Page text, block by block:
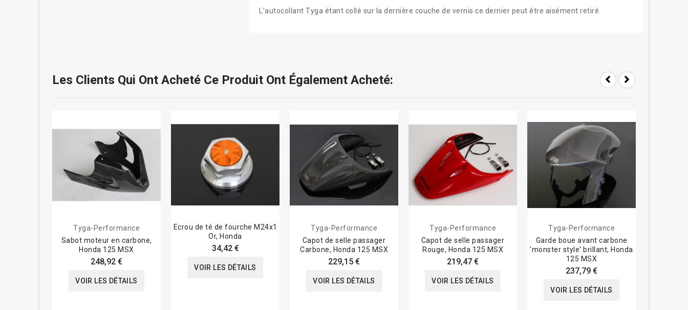
L'autocollant Tyga étant collé sur la dernière couche de vernis ce dernier peut être aisément retiré.
Les Clients Qui Ont Acheté Ce Produit Ont Également Acheté:
Tyga-Performance
Sabot moteur en carbone,
Honda 125 MSX
248,92 €
VOIR LES DÉTAILS
Ecrou de té de fourche M24x1
Or, Honda
34,42 €
VOIR LES DÉTAILS
Tyga-Performance
Capot de selle passager
Carbone, Honda 125 MSX
229,15 €
VOIR LES DÉTAILS
Tyga-Performance
Capot de selle passager
Rouge, Honda 125 MSX
219,47 €
VOIR LES DÉTAILS
Tyga-Performance
Garde boue avant carbone
'monster style' brillant, Honda
125 MSX
237,79 €
VOIR LES DÉTAILS